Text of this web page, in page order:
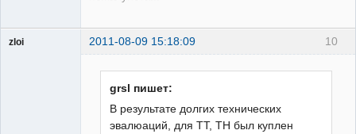
10
zloi 2011-08-09 15:18:09
grsl пишет:
В результате долгих технических
эвалюаций, для ТТ, ТН был куплен